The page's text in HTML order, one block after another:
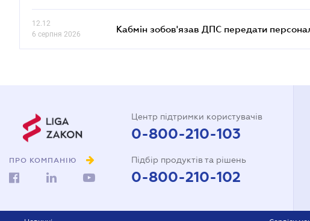
12.12
6 серпня 2026
Кабмін зобов'язав ДПС передати
ПРО КОМПАНІЮ
Центр підтримки користувачів
0-800-210-103
Підбір продуктів та рішень
0-800-210-102